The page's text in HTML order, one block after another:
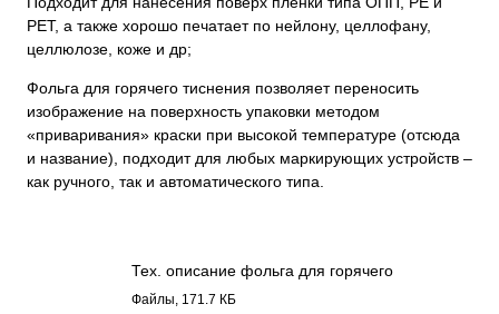
PET, а также хорошо печатает по нейлону, целлофану,
целлюлозе, коже и др;
Фольга для горячего тиснения позволяет переносить
изображение на поверхность упаковки методом
«приваривания» краски при высокой температуре (отсюда
и название), подходит для любых маркирующих устройств –
как ручного, так и автоматического типа.
Тех. описание фольга для горячего
тиснения 2800.pdf
Файлы, 171.7 КБ